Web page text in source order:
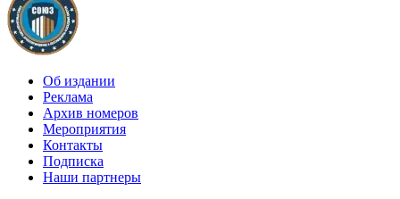
Об издании
Реклама
Архив номеров
Мероприятия
Контакты
Подписка
Наши партнеры